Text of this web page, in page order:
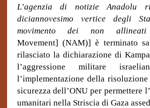
L’agenzia di notizie Anadolu
diciannovesimo vertice degli
movimento dei non
Movement] (NAM)] è terminato
rilasciato la dichiarazione di
l’aggressione militare
l’implementazione della
sicurezza dell’ONU per permettere
umanitari nella Striscia di Gaza